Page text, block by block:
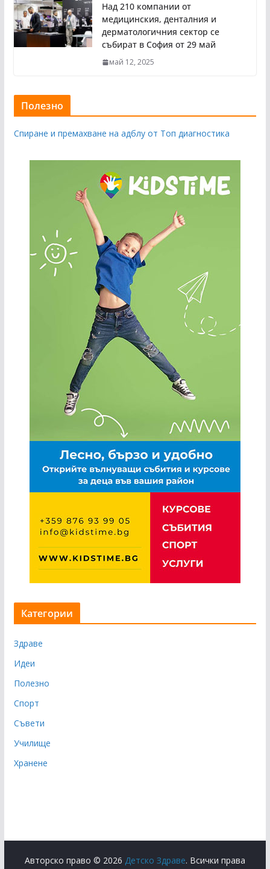
Над 210 компании от
медицинския, денталния и
дерматологичния сектор се
събират в София от 29 май
май 12, 2025
Полезно
Спиране и премахване на адблу от Топ диагностика
Категории
Здраве
Идеи
Полезно
Спорт
Съвети
Училище
Хранене
Авторско право © 2026 Детско Здраве. Всички права